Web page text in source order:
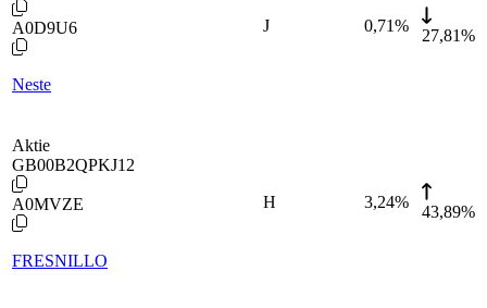
A0D9U6
Neste
J 0,71%
27,81%
Aktie
GB00B2QPKJ12
A0MVZE
FRESNILLO
H 3,24%
43,89%